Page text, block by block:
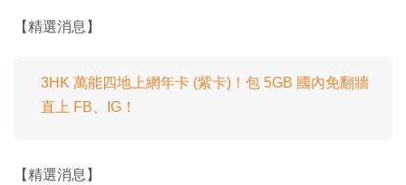
【精選消息】
3HK 萬能四地上網年卡 (紫卡)！包 5GB 國內免翻牆
直上 FB、IG！
【精選消息】